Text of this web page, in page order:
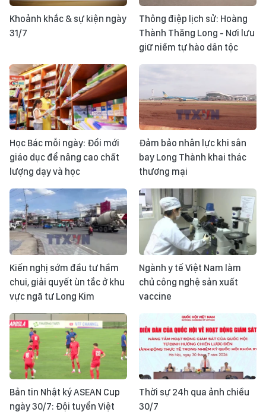
Khoảnh khắc & sự kiện ngày
31/7
Thông điệp lịch sử: Hoàng
Thành Thăng Long - Nơi lưu
giữ niềm tự hào dân tộc
Học Bác mỗi ngày: Đổi mới
giáo dục để nâng cao chất
lượng dạy và học
Đảm bảo nhân lực khi sân
bay Long Thành khai thác
thương mại
Kiến nghị sớm đầu tư hầm
chui, giải quyết ùn tắc ở khu
vực ngã tư Long Kim
Ngành y tế Việt Nam làm
chủ công nghệ sản xuất
vaccine
Bản tin Nhật ký ASEAN Cup
ngày 30/7: Đội tuyển Việt
Thời sự 24h qua ảnh chiều
30/7